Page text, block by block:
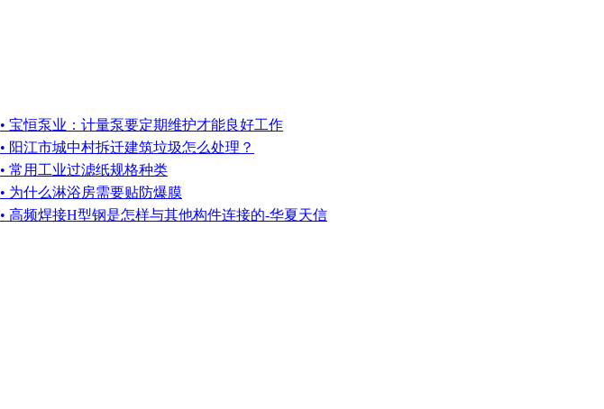
• 宝恒泵业：计量泵要定期维护才能良好工作
• 阳江市城中村拆迁建筑垃圾怎么处理？
• 常用工业过滤纸规格种类
• 为什么淋浴房需要贴防爆膜
• 高频焊接H型钢是怎样与其他构件连接的-华夏天信